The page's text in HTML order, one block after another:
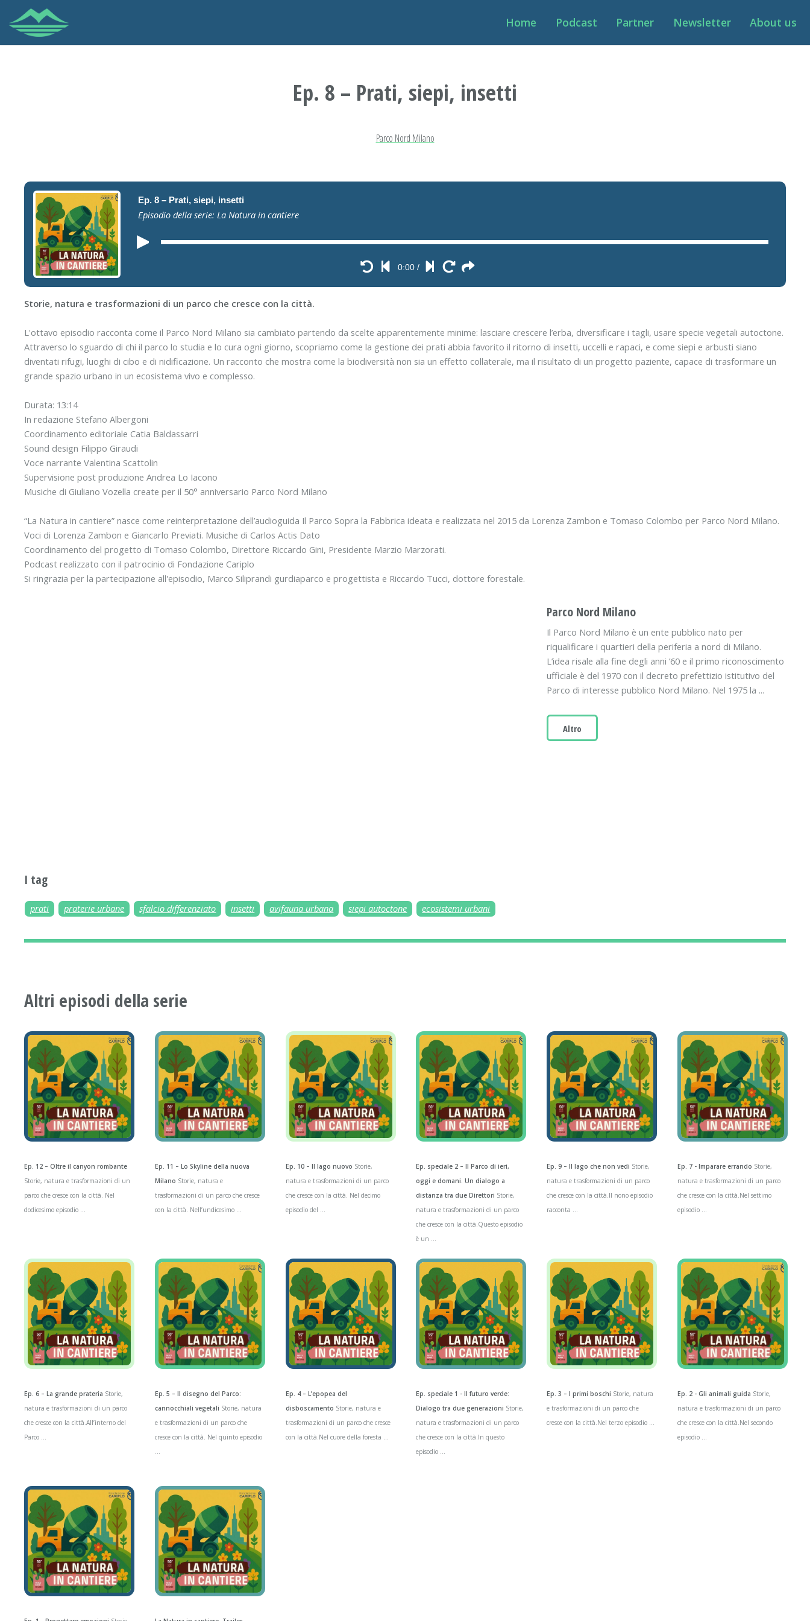
Home Podcast Partner Newsletter About us
Ep. 8 – Prati, siepi, insetti
Parco Nord Milano
Ep. 8 – Prati, siepi, insetti
Episodio della serie: La Natura in cantiere
0:00 /
Storie, natura e trasformazioni di un parco che cresce con la città.
L'ottavo episodio racconta come il Parco Nord Milano sia cambiato partendo da scelte apparentemente minime: lasciare crescere l’erba, diversificare i tagli, usare specie vegetali autoctone.
Attraverso lo sguardo di chi il parco lo studia e lo cura ogni giorno, scopriamo come la gestione dei prati abbia favorito il ritorno di insetti, uccelli e rapaci, e come siepi e arbusti siano
diventati rifugi, luoghi di cibo e di nidificazione. Un racconto che mostra come la biodiversità non sia un effetto collaterale, ma il risultato di un progetto paziente, capace di trasformare un
grande spazio urbano in un ecosistema vivo e complesso.
Durata: 13:14
In redazione Stefano Albergoni
Coordinamento editoriale Catia Baldassarri
Sound design Filippo Giraudi
Voce narrante Valentina Scattolin
Supervisione post produzione Andrea Lo Iacono
Musiche di Giuliano Vozella create per il 50° anniversario Parco Nord Milano
“La Natura in cantiere” nasce come reinterpretazione dell’audioguida Il Parco Sopra la Fabbrica ideata e realizzata nel 2015 da Lorenza Zambon e Tomaso Colombo per Parco Nord Milano.
Voci di Lorenza Zambon e Giancarlo Previati. Musiche di Carlos Actis Dato
Coordinamento del progetto di Tomaso Colombo, Direttore Riccardo Gini, Presidente Marzio Marzorati.
Podcast realizzato con il patrocinio di Fondazione Cariplo
Si ringrazia per la partecipazione all'episodio, Marco Siliprandi gurdiaparco e progettista e Riccardo Tucci, dottore forestale.
Parco Nord Milano
Il Parco Nord Milano è un ente pubblico nato per
riqualificare i quartieri della periferia a nord di Milano.
L’idea risale alla fine degli anni ’60 e il primo riconoscimento
ufficiale è del 1970 con il decreto prefettizio istitutivo del
Parco di interesse pubblico Nord Milano. Nel 1975 la ...
Altro
I tag
prati praterie urbane sfalcio differenziato insetti avifauna urbana siepi autoctone ecosistemi urbani
Altri episodi della serie
Ep. 12 – Oltre il canyon rombante
Storie, natura e trasformazioni di un
parco che cresce con la città. Nel
dodicesimo episodio ...
Ep. 11 – Lo Skyline della nuova
Milano Storie, natura e
trasformazioni di un parco che cresce
con la città. Nell’undicesimo ...
Ep. 10 – Il lago nuovo Storie,
natura e trasformazioni di un parco
che cresce con la città. Nel decimo
episodio del ...
Ep. speciale 2 – Il Parco di ieri,
oggi e domani. Un dialogo a
distanza tra due Direttori Storie,
natura e trasformazioni di un parco
che cresce con la città.Questo episodio
è un ...
Ep. 9 – Il lago che non vedi Storie,
natura e trasformazioni di un parco
che cresce con la città.Il nono episodio
racconta ...
Ep. 7 - Imparare errando Storie,
natura e trasformazioni di un parco
che cresce con la città.Nel settimo
episodio ...
Ep. 6 – La grande prateria Storie,
natura e trasformazioni di un parco
che cresce con la città.All’interno del
Parco ...
Ep. 5 – Il disegno del Parco:
cannocchiali vegetali Storie, natura
e trasformazioni di un parco che
cresce con la città. Nel quinto episodio
...
Ep. 4 – L’epopea del
disboscamento Storie, natura e
trasformazioni di un parco che cresce
con la città.Nel cuore della foresta ...
Ep. speciale 1 - Il futuro verde:
Dialogo tra due generazioni Storie,
natura e trasformazioni di un parco
che cresce con la città.In questo
episodio ...
Ep. 3 – I primi boschi Storie, natura
e trasformazioni di un parco che
cresce con la città.Nel terzo episodio ...
Ep. 2 - Gli animali guida Storie,
natura e trasformazioni di un parco
che cresce con la città.Nel secondo
episodio ...